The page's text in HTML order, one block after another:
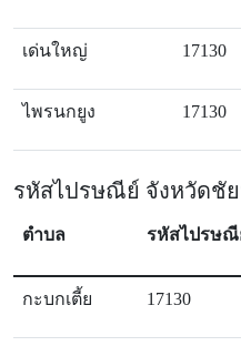
เด่นใหญ่ 17130
ไพรนกยูง 17130
รหัสไปรษณีย์ จังหวัดชั
ตำบล รหัสไปรษณี
กะบกเตี้ย 17130